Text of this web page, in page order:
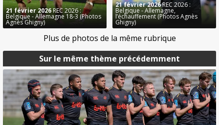
Sur le même thème précédemment
21 février 2026REC 2026 :
Belgique - Allemagne 18-3 (Photos
Agnès Ghigny)
21 février 2026REC 2026 :
Belgique - Allemagne,
l’échauffement (Photos Agnès
Ghigny)
Plus de photos de la même rubrique